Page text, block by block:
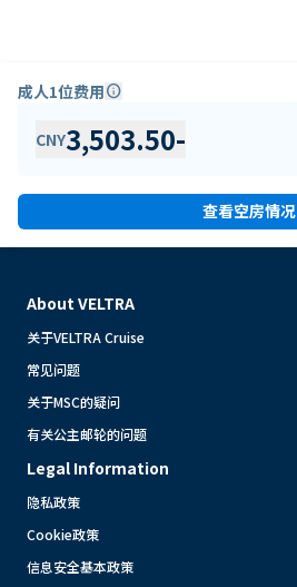
成人1位费用info
CNY3,503.50-
查看空房情况
About VELTRA
关于VELTRA Cruise
常见问题
关于MSC的疑问
有关公主邮轮的问题
Legal Information
隐私政策
Cookie政策
信息安全基本政策